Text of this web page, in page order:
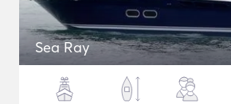
Sea Ray